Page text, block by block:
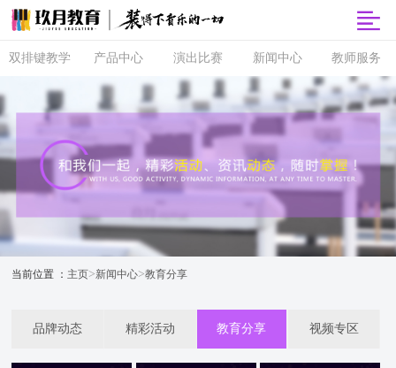
双排键教学
双排键
课程体系
直营校区
音协考级
双排键升级
产品中心
玖月商城
玖月智能音
玖月琴房
玖月琴房云
玖月·音悦岛
演出比赛
音乐会
央视演出
玖乐团
新闻中心
品牌动态
精彩活动
教育分享
视频专区
教师服务
师资培训
玖月教师俱
师资查询
全国师资招
当前位置 ： 主页>新闻中心>教育分享
品牌动态 精彩活动 教育分享 视频专区